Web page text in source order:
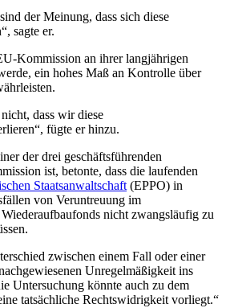
der Meinung, dass sich diese
sagte er.
Kommission an ihrer langjährigen
ein hohes Maß an Kontrolle über
dass wir diese
fügte er hinzu.
der drei geschäftsführenden
ist, betonte, dass die laufenden
Staatsanwaltschaft (EPPO) in
von Veruntreuung im
nicht zwangsläufig zu
zwischen einem Fall oder einer
Unregelmäßigkeit ins
Untersuchung könnte auch zu dem
tatsächliche Rechtswidrigkeit vorliegt.“